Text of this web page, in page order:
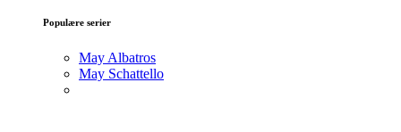
Populære serier
May Albatros
May Schattello